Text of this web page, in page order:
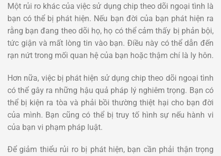
Một rủi ro khác của việc sử dụng chip theo dõi ngoại tình là
bạn có thể bị phát hiện. Nếu bạn đời của bạn phát hiện ra
rằng bạn đang theo dõi họ, họ có thể cảm thấy bị phản bội,
tức giận và mất lòng tin vào bạn. Điều này có thể dẫn đến
rạn nứt trong mối quan hệ của bạn hoặc thậm chí là ly hôn.
Hơn nữa, việc bị phát hiện sử dụng chip theo dõi ngoại tình
có thể gây ra những hậu quả pháp lý nghiêm trọng. Bạn có
thể bị kiện ra tòa và phải bồi thường thiệt hại cho bạn đời
của mình. Bạn cũng có thể bị truy tố hình sự nếu hành vi
của bạn vi phạm pháp luật.
Để giảm thiểu rủi ro bị phát hiện, bạn cần phải thận trọng